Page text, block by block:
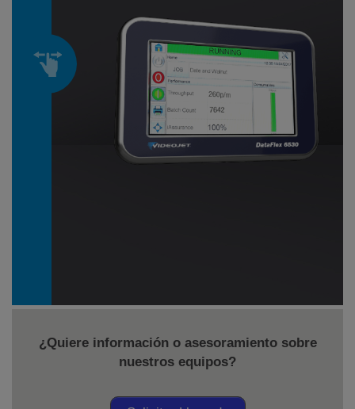
¿Quiere información o asesoramiento sobre
nuestros equipos?